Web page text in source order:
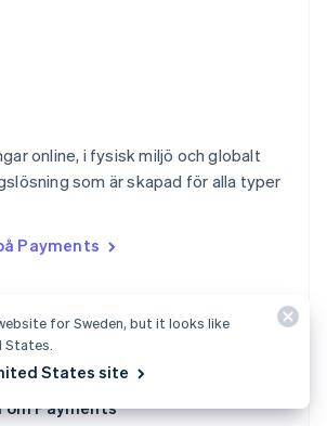
online, i fysisk miljö och globalt
som är skapad för alla typer
Payments
Payments
ItalianoEnglish
for Sweden, but it looks like
States.
States site